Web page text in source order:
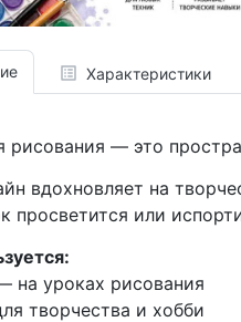
Характеристики
рисования — это
вдохновляет на
просветится или
на уроках рисования
творчества и хобби